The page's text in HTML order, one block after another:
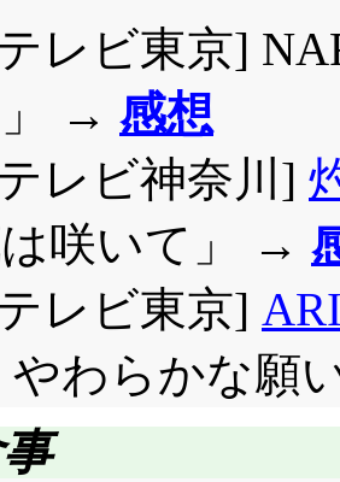
レビ東京]
」 → 感想
レビ神奈川]
咲いて」 →
レビ東京]
やわらかな